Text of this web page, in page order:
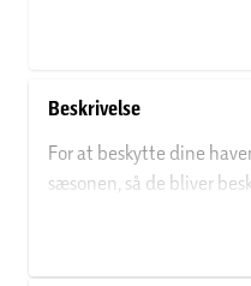
Beskrivelse
For at beskytte dine
sæsonen, så de bliver
Ved opbevaring uden